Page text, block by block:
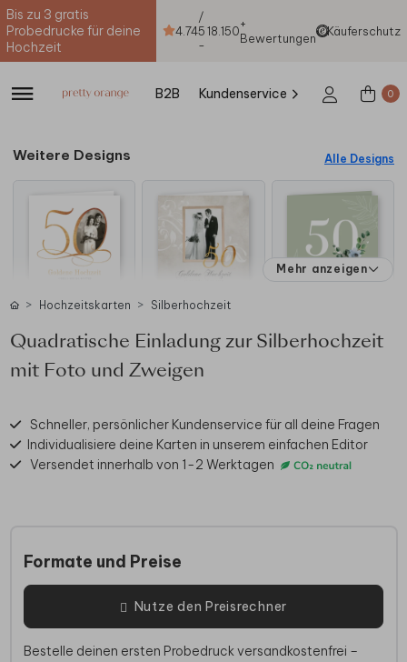
Bis zu 3 gratis
Probedrucke für deine
Hochzeit
4.74
/
5
-
18.150+
Bewertungen
Käuferschutz
B2B Kundenservice 0
Weitere Designs Alle Designs
Mehr anzeigen
Hochzeitskarten Silberhochzeit
Quadratische Einladung zur Silberhochzeit
mit Foto und Zweigen
Schneller, persönlicher Kundenservice für all deine Fragen
Individualisiere deine Karten in unserem einfachen Editor
Versendet innerhalb von 1-2 Werktagen
Formate und Preise
Nutze den Preisrechner
Bestelle deinen ersten Probedruck versandkostenfrei –